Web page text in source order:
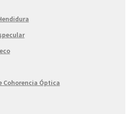
Cohorencia Óptica